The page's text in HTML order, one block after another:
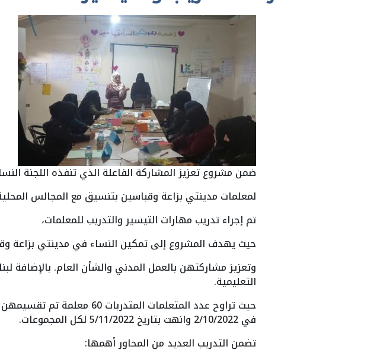
ضمن مشروع تعزيز المشاركة الفاعلة الذي تنفذه اللجنة
لمعلمات مدينتي بزاعة وقباسين بتنسيق مع المجالس
تم إجراء تدريب مهارات التيسير والتدريب للمعلمات،
حيث يهدف المشروع إلى تمكين النساء في مدينتي بزاعة
وتعزيز مشاركتهن بالعمل المدني والشأن العام. بالإضافة
التعليمية.
في 2/10/2022 وانهت بتاريخ 5/11/2022 لكل المجموعات.
تضمن التدريب العديد من المحاور أهمها: